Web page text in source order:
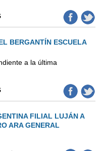
BERGANTÍN ESCUELA
a la última
FILIAL LUJÁN A
ARA GENERAL